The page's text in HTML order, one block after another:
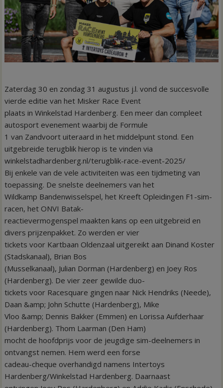
Zaterdag 30 en zondag 31 augustus j.l. vond de succesvolle
vierde editie van het Misker Race Event
plaats in Winkelstad Hardenberg. Een meer dan compleet
autosport evenement waarbij de Formule
1 van Zandvoort uiteraard in het middelpunt stond. Een
uitgebreide terugblik hierop is te vinden via
winkelstadhardenberg.nl/terugblik-race-event-2025/
Bij enkele van de vele activiteiten was een tijdmeting van
toepassing. De snelste deelnemers van het
Wildkamp Bandenwisselspel, het Kreeft Opleidingen F1-sim-
racen, het ONVI Batak-
reactievermogenspel maakten kans op een uitgebreid en
divers prijzenpakket. Zo werden er vier
tickets voor Kartbaan Oldenzaal uitgereikt aan Dinand Koster
(Stadskanaal), Brian Bos
(Musselkanaal), Julian Dorman (Hardenberg) en Joey Ros
(Hardenberg). De vier zeer gewilde duo-
tickets voor Racesquare gingen naar Nick Hendriks (Neede),
Daan &amp; John Schutte (Hardenberg), Mike
Vloo &amp; Dennis Bakker (Emmen) en Lorissa Aufderhaar
(Hardenberg). Thom Laarman (Den Ham)
mocht de hoofdprijs voor de jeugdige sim-deelnemers in
ontvangst nemen. Hem werd een forse
cadeau-cheque overhandigd namens Intertoys
Hardenberg/Winkelstad Hardenberg. Daarnaast